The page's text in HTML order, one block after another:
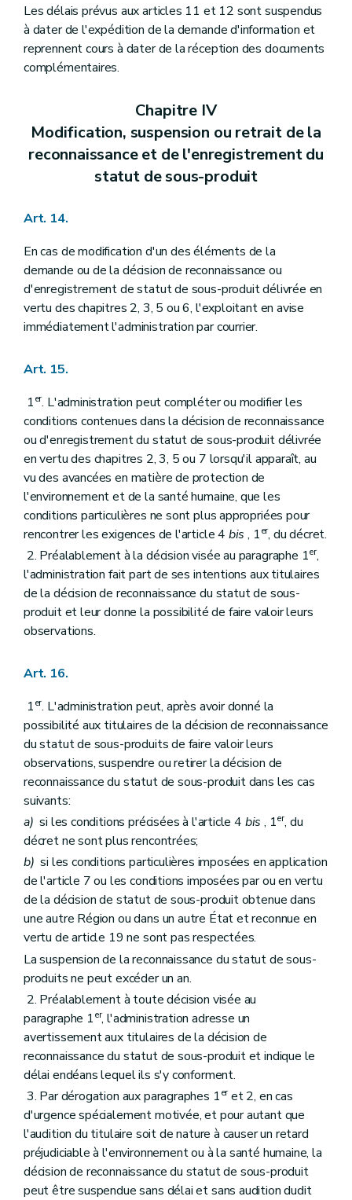
Les délais prévus aux articles 11 et 12 sont suspendus
à dater de l'expédition de la demande d'information et
reprennent cours à dater de la réception des documents
complémentaires.
Chapitre IV
Modification, suspension ou retrait de la
reconnaissance et de l'enregistrement du
statut de sous-produit
Art. 14.
En cas de modification d'un des éléments de la
demande ou de la décision de reconnaissance ou
d'enregistrement de statut de sous-produit délivrée en
vertu des chapitres 2, 3, 5 ou 6, l'exploitant en avise
immédiatement l'administration par courrier.
Art. 15.
1er. L'administration peut compléter ou modifier les
conditions contenues dans la décision de reconnaissance
ou d'enregistrement du statut de sous-produit délivrée
en vertu des chapitres 2, 3, 5 ou 7 lorsqu'il apparaît, au
vu des avancées en matière de protection de
l'environnement et de la santé humaine, que les
conditions particulières ne sont plus appropriées pour
rencontrer les exigences de l'article 4 bis , 1er, du décret.
2. Préalablement à la décision visée au paragraphe 1er,
l'administration fait part de ses intentions aux titulaires
de la décision de reconnaissance du statut de sous-
produit et leur donne la possibilité de faire valoir leurs
observations.
Art. 16.
1er. L'administration peut, après avoir donné la
possibilité aux titulaires de la décision de reconnaissance
du statut de sous-produits de faire valoir leurs
observations, suspendre ou retirer la décision de
reconnaissance du statut de sous-produit dans les cas
suivants:
a) si les conditions précisées à l'article 4 bis , 1er, du
décret ne sont plus rencontrées;
b) si les conditions particulières imposées en application
de l'article 7 ou les conditions imposées par ou en vertu
de la décision de statut de sous-produit obtenue dans
une autre Région ou dans un autre État et reconnue en
vertu de article 19 ne sont pas respectées.
La suspension de la reconnaissance du statut de sous-
produits ne peut excéder un an.
2. Préalablement à toute décision visée au
paragraphe 1er, l'administration adresse un
avertissement aux titulaires de la décision de
reconnaissance du statut de sous-produit et indique le
délai endéans lequel ils s'y conforment.
3. Par dérogation aux paragraphes 1eret 2, en cas
d'urgence spécialement motivée, et pour autant que
l'audition du titulaire soit de nature à causer un retard
préjudiciable à l'environnement ou à la santé humaine, la
décision de reconnaissance du statut de sous-produit
peut être suspendue sans délai et sans audition dudit